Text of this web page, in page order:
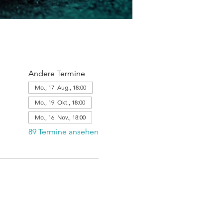
Andere Termine
Mo., 17. Aug., 18:00
Mo., 19. Okt., 18:00
Mo., 16. Nov., 18:00
89 Termine ansehen